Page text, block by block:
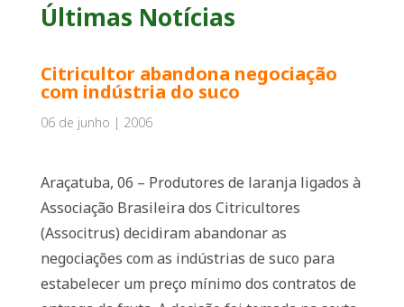
Últimas Notícias
Citricultor abandona negociação
com indústria do suco
06 de junho | 2006
Araçatuba, 06 – Produtores de laranja ligados à
Associação Brasileira dos Citricultores
(Associtrus) decidiram abandonar as
negociações com as indústrias de suco para
estabelecer um preço mínimo dos contratos de